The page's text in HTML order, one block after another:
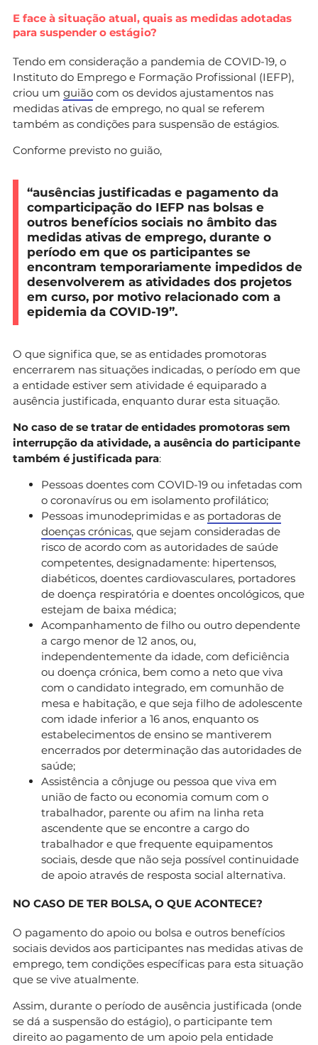
E face à situação atual, quais as medidas adotadas
para suspender o estágio?
Tendo em consideração a pandemia de COVID-19, o
Instituto do Emprego e Formação Profissional (IEFP),
criou um guião com os devidos ajustamentos nas
medidas ativas de emprego, no qual se referem
também as condições para suspensão de estágios.
Conforme previsto no guião,
“ausências justificadas e pagamento da
comparticipação do IEFP nas bolsas e
outros benefícios sociais no âmbito das
medidas ativas de emprego, durante o
período em que os participantes se
encontram temporariamente impedidos de
desenvolverem as atividades dos projetos
em curso, por motivo relacionado com a
epidemia da COVID-19”.
O que significa que, se as entidades promotoras
encerrarem nas situações indicadas, o período em que
a entidade estiver sem atividade é equiparado a
ausência justificada, enquanto durar esta situação.
No caso de se tratar de entidades promotoras sem
interrupção da atividade, a ausência do participante
também é justificada para:
Pessoas doentes com COVID-19 ou infetadas com
o coronavírus ou em isolamento profilático;
Pessoas imunodeprimidas e as portadoras de
doenças crónicas, que sejam consideradas de
risco de acordo com as autoridades de saúde
competentes, designadamente: hipertensos,
diabéticos, doentes cardiovasculares, portadores
de doença respiratória e doentes oncológicos, que
estejam de baixa médica;
Acompanhamento de filho ou outro dependente
a cargo menor de 12 anos, ou,
independentemente da idade, com deficiência
ou doença crónica, bem como a neto que viva
com o candidato integrado, em comunhão de
mesa e habitação, e que seja filho de adolescente
com idade inferior a 16 anos, enquanto os
estabelecimentos de ensino se mantiverem
encerrados por determinação das autoridades de
saúde;
Assistência a cônjuge ou pessoa que viva em
união de facto ou economia comum com o
trabalhador, parente ou afim na linha reta
ascendente que se encontre a cargo do
trabalhador e que frequente equipamentos
sociais, desde que não seja possível continuidade
de apoio através de resposta social alternativa.
NO CASO DE TER BOLSA, O QUE ACONTECE?
O pagamento do apoio ou bolsa e outros benefícios
sociais devidos aos participantes nas medidas ativas de
emprego, tem condições específicas para esta situação
que se vive atualmente.
Assim, durante o período de ausência justificada (onde
se dá a suspensão do estágio), o participante tem
direito ao pagamento de um apoio pela entidade